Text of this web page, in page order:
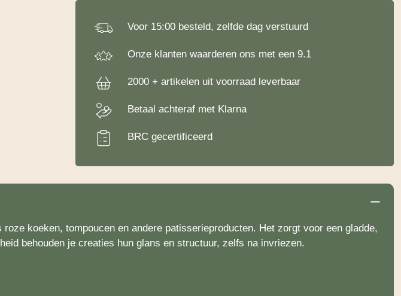
Voor 15:00 besteld, zelfde dag verstuurd
Onze klanten waarderen ons met een 9.1
2000 + artikelen uit voorraad leverbaar
Betaal achteraf met Klarna
BRC gecertificeerd
koeken, tompoucen en andere patisserieproducten. Het zorgt voor een gladde,
behouden je creaties hun glans en structuur, zelfs na invriezen.